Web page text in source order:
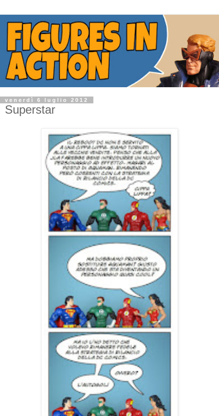
venerdì 6 luglio 2012
Superstar